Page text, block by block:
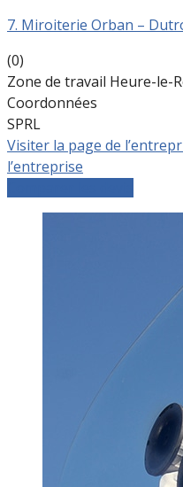
7. Miroiterie Orban –
(0)
Zone de travail Heure-le-
Coordonnées
SPRL
Visiter la page de
l’entreprise